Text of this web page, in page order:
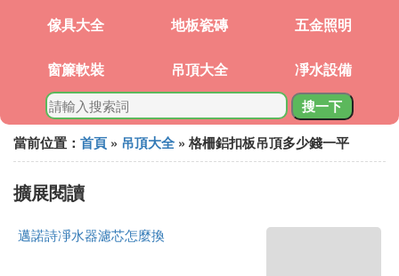
傢具大全 地板瓷磚 五金照明
窗簾軟裝 吊頂大全 凈水設備
搜一下
當前位置： 首頁 » 吊頂大全» 格柵鋁扣板吊頂多少錢一平
擴展閱讀
邁諾詩凈水器濾芯怎麼換